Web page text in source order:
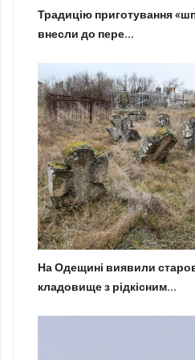
Традицію приготування
внесли до пере...
На Одещині виявили
кладовище з рідкісним...